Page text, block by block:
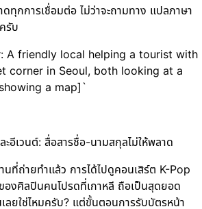
ทุกการเชื่อมต่อ ไม่ว่าจะถามทาง แปลภาษา
รับ
A friendly local helping a tourist with
corner in Seoul, both looking at a
a map]`
อีเวนต์: สื่อสารชื่อ-นามสกุลไม่ให้พลาด
ที่ถ่ายทำแล้ว การได้ไปดูคอนเสิร์ต K-Pop
องศิลปินคนโปรดที่เกาหลี ถือเป็นสุดยอด
ลยใช่ไหมครับ? แต่ขั้นตอนการรับบัตรหน้า